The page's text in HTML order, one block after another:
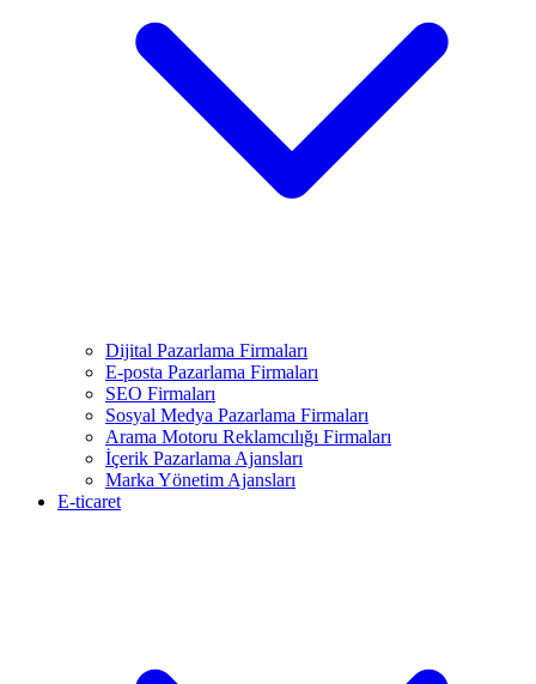
Dijital Pazarlama Firmaları
E-posta Pazarlama Firmaları
SEO Firmaları
Sosyal Medya Pazarlama Firmaları
Arama Motoru Reklamcılığı Firmaları
İçerik Pazarlama Ajansları
Marka Yönetim Ajansları
E-ticaret